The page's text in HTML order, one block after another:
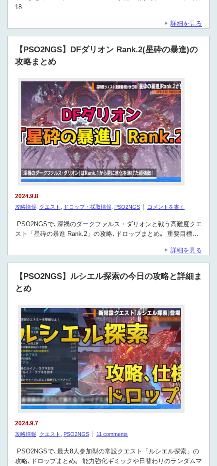
18…
詳細を見る
【PSO2NGS】DFダリオン Rank.2(星砕の暴進)の
攻略まとめ
2024.9.8
攻略情報 クエスト ドロップ・採取情報 PSO2NGS コメントを書く
PSO2NGSで､深禍のダークファルス・ダリオンと戦う高難度クエ
スト「星砕の暴進 Rank.2」の攻略､ドロップまとめ｡ 重要目標…
詳細を見る
【PSO2NGS】ルシエル探索の今日の攻略と詳細ま
とめ
2024.9.7
攻略情報 クエスト PSO2NGS 11 comments
PSO2NGSで､最大8人参加型の常設クエスト「ルシエル探索」の
攻略､ドロップまとめ｡ 能力強化ギミックや日替わりのランダムマ